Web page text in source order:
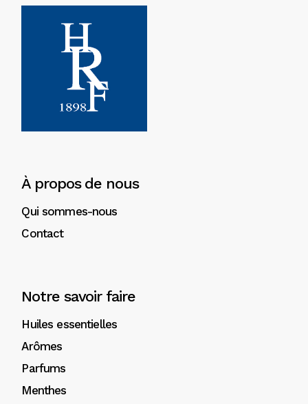
À propos de nous
Qui sommes-nous
Contact
Notre savoir faire
Huiles essentielles
Arômes
Parfums
Menthes